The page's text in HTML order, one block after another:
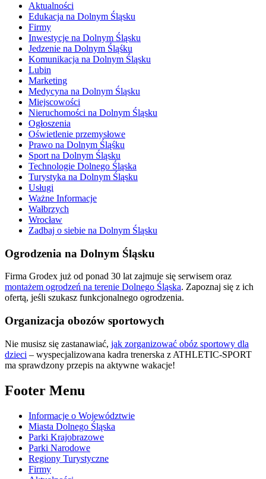
Aktualności
Edukacja na Dolnym Śląsku
Firmy
Inwestycje na Dolnym Śląsku
Jedzenie na Dolnym Śląśku
Komunikacja na Dolnym Śląsku
Lubin
Marketing
Medycyna na Dolnym Śląsku
Miejscowości
Nieruchomości na Dolnym Śląsku
Ogłoszenia
Oświetlenie przemysłowe
Prawo na Dolnym Śląśku
Sport na Dolnym Śląsku
Technologie Dolnego Śląska
Turystyka na Dolnym Śląsku
Usługi
Ważne Informacje
Wałbrzych
Wrocław
Zadbaj o siebie na Dolnym Śląsku
Ogrodzenia na Dolnym Śląsku
Firma Grodex już od ponad 30 lat zajmuje się serwisem oraz
montażem ogrodzeń na terenie Dolnego Śląska. Zapoznaj się z ich
ofertą, jeśli szukasz funkcjonalnego ogrodzenia.
Organizacja obozów sportowych
Nie musisz się zastanawiać, jak zorganizować obóz sportowy dla
dzieci – wyspecjalizowana kadra trenerska z ATHLETIC-SPORT
ma sprawdzony przepis na aktywne wakacje!
Footer Menu
Informacje o Województwie
Miasta Dolnego Śląska
Parki Krajobrazowe
Parki Narodowe
Regiony Turystyczne
Firmy